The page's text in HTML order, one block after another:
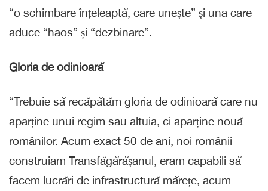
“o schimbare înțeleaptă, care unește” și una care
aduce “haos” și “dezbinare”.
Gloria de odinioară
“Trebuie să recăpătăm gloria de odinioară care nu
aparține unui regim sau altuia, ci aparține nouă
românilor. Acum exact 50 de ani, noi românii
construiam Transfăgărășanul, eram capabili să
facem lucrări de infrastructură mărețe, acum